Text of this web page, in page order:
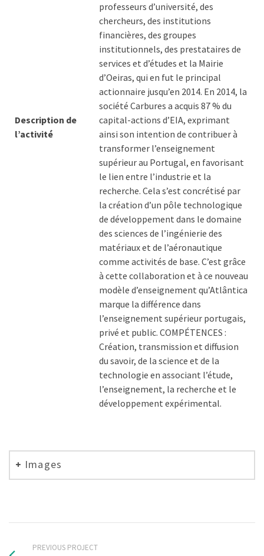
Description de
l’activité
professeurs d’université, des
chercheurs, des institutions
financières, des groupes
institutionnels, des prestataires de
services et d’études et la Mairie
d’Oeiras, qui en fut le principal
actionnaire jusqu’en 2014. En 2014, la
société Carbures a acquis 87 % du
capital-actions d’EIA, exprimant
ainsi son intention de contribuer à
transformer l’enseignement
supérieur au Portugal, en favorisant
le lien entre l’industrie et la
recherche. Cela s’est concrétisé par
la création d’un pôle technologique
de développement dans le domaine
des sciences de l’ingénierie des
matériaux et de l’aéronautique
comme activités de base. C’est grâce
à cette collaboration et à ce nouveau
modèle d’enseignement qu’Atlântica
marque la différence dans
l’enseignement supérieur portugais,
privé et public. COMPÉTENCES :
Création, transmission et diffusion
du savoir, de la science et de la
technologie en associant l’étude,
l’enseignement, la recherche et le
développement expérimental.
Images
PREVIOUS PROJECT